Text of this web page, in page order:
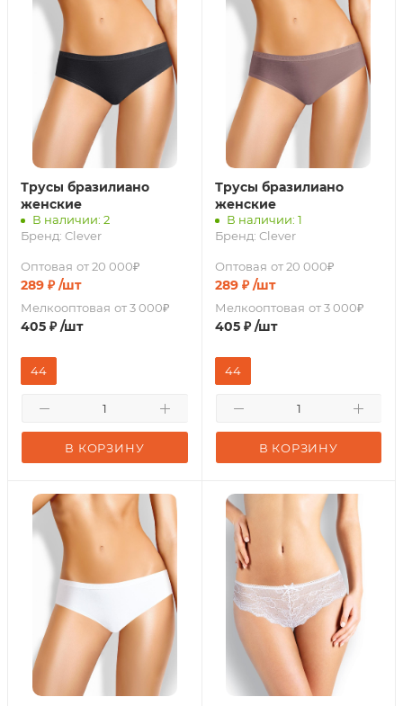
Трусы бразилиано
женские
В наличии: 2
Бренд: Clever
Оптовая от 20 000₽
289 ₽ /шт
Мелкооптовая от 3 000₽
405 ₽ /шт
В КОРЗИНУ
44
Трусы бразилиано
женские
В наличии: 1
Бренд: Clever
Оптовая от 20 000₽
289₽ /шт
Мелкооптовая от 3 000₽
405₽ /шт
В КОРЗИНУ
44